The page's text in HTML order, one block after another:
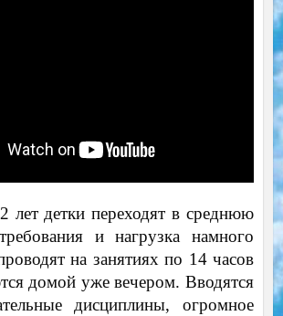
лет детки переходят в среднюю
и нагрузка намного
на занятиях по 14 часов
домой уже вечером. Вводятся
дисциплины, огромное